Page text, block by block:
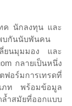
ค นักลงทุน และ
บกันนับพันคน
ลี่ยนมุมมอง และ
กลายเป็นหนึ่ง
ฟอร์มการเทรดที่
ภท พร้อมข้อมูล
ล้ำสมัยที่ออกแบบ